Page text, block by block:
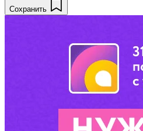
Сохранить